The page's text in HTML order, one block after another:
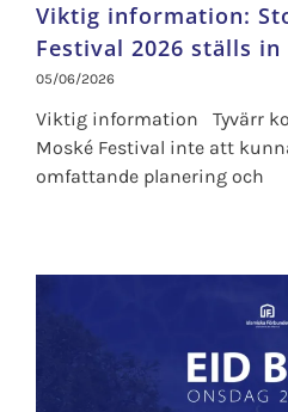
Viktig information:
Festival 2026 ställs in
05/06/2026
Viktig information Tyvärr
Moské Festival inte att
omfattande planering och